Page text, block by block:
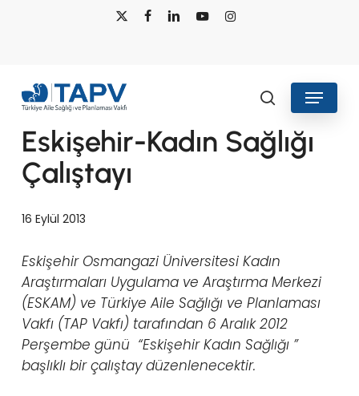
x-
facebooklinkedin youtubeinstagram
search
Menu
Haberler
Eskişehir-Kadın Sağlığı
Çalıştayı
16 Eylül 2013
Eskişehir Osmangazi Üniversitesi Kadın
Araştırmaları Uygulama ve Araştırma Merkezi
(ESKAM) ve Türkiye Aile Sağlığı ve Planlaması
Vakfı (TAP Vakfı) tarafından 6 Aralık 2012
Perşembe günü “Eskişehir Kadın Sağlığı ”
başlıklı bir çalıştay düzenlenecektir.